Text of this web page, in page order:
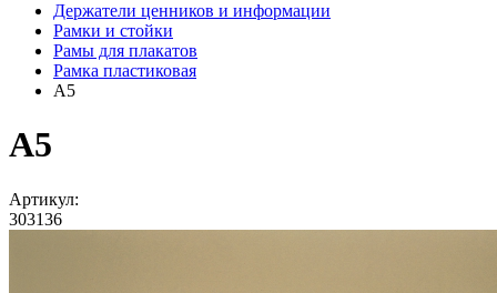
Держатели ценников и информации
Рамки и стойки
Рамы для плакатов
Рамка пластиковая
A5
A5
Артикул:
303136